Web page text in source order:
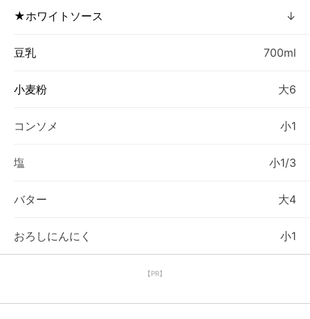
★ホワイトソース ↓
豆乳 700ml
小麦粉 大6
コンソメ 小1
塩 小1/3
バター 大4
おろしにんにく 小1
【PR】